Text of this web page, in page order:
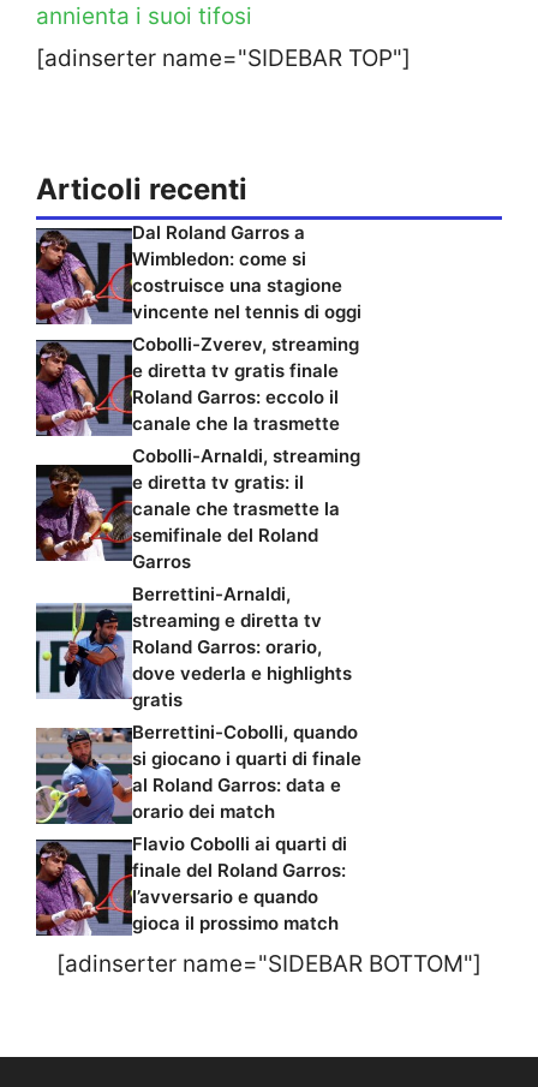
annienta i suoi tifosi
[adinserter name="SIDEBAR TOP"]
Articoli recenti
Dal Roland Garros a
Wimbledon: come si
costruisce una stagione
vincente nel tennis di oggi
Cobolli-Zverev, streaming
e diretta tv gratis finale
Roland Garros: eccolo il
canale che la trasmette
Cobolli-Arnaldi, streaming
e diretta tv gratis: il
canale che trasmette la
semifinale del Roland
Garros
Berrettini-Arnaldi,
streaming e diretta tv
Roland Garros: orario,
dove vederla e highlights
gratis
Berrettini-Cobolli, quando
si giocano i quarti di finale
al Roland Garros: data e
orario dei match
Flavio Cobolli ai quarti di
finale del Roland Garros:
l’avversario e quando
gioca il prossimo match
[adinserter name="SIDEBAR BOTTOM"]